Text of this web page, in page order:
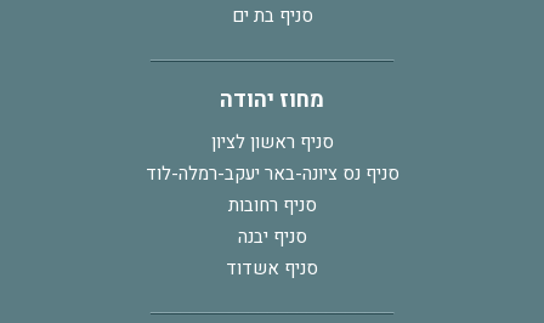
סניף בת ים
מחוז יהודה
סניף ראשון לציון
סניף נס ציונה-באר יעקב-רמלה-לוד
סניף רחובות
סניף יבנה
סניף אשדוד